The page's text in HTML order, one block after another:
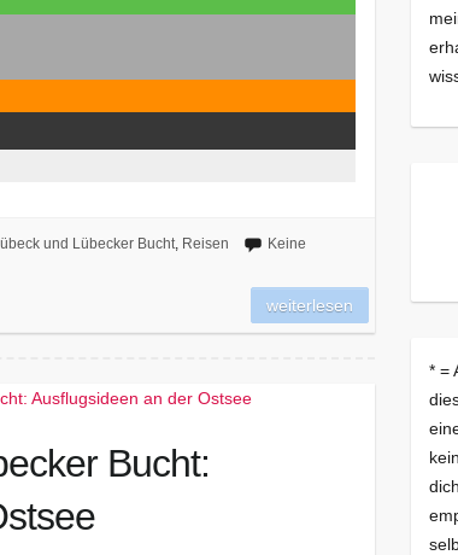
und Lübecker Bucht, Reisen
Keine
weiterlesen
Bucht:
* =